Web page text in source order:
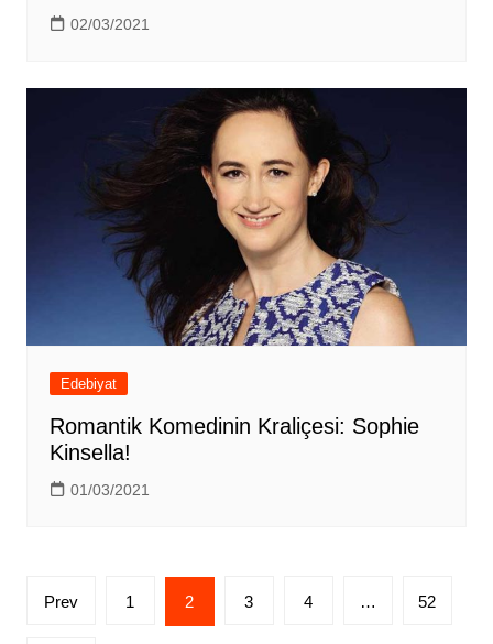
02/03/2021
Edebiyat
Romantik Komedinin Kraliçesi: Sophie
Kinsella!
01/03/2021
Yazı
sayfalandırması
Prev 1 2 3 4 … 52